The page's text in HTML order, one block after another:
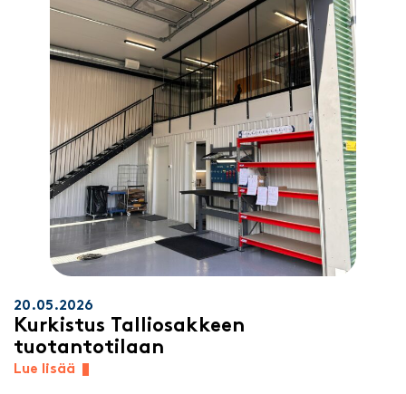
20.05.2026
Kurkistus Talliosakkeen
tuotantotilaan
Lue lisää